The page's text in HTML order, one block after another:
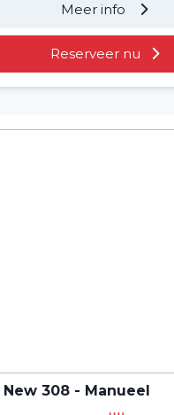
Meer info
Reserveer nu
308 - Manueel